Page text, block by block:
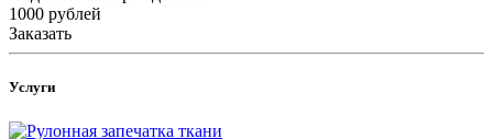
1000 рублей
Заказать
Услуги